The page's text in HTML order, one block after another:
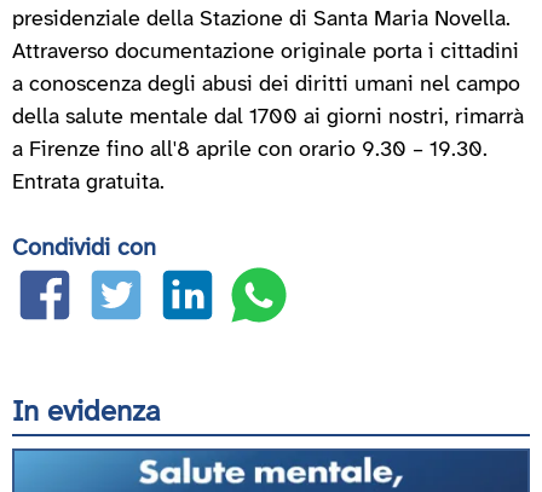
presidenziale della Stazione di Santa Maria Novella.
Attraverso documentazione originale porta i cittadini
a conoscenza degli abusi dei diritti umani nel campo
della salute mentale dal 1700 ai giorni nostri, rimarrà
a Firenze fino all'8 aprile con orario 9.30 – 19.30.
Entrata gratuita.
Condividi con
In evidenza